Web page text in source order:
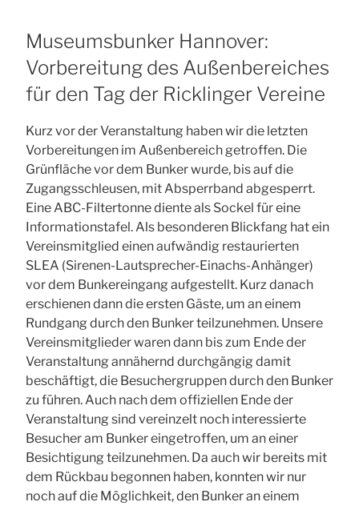
Museumsbunker Hannover:
Vorbereitung des Außenbereiches
für den Tag der Ricklinger Vereine
Kurz vor der Veranstaltung haben wir die letzten
Vorbereitungen im Außenbereich getroffen. Die
Grünfläche vor dem Bunker wurde, bis auf die
Zugangsschleusen, mit Absperrband abgesperrt.
Eine ABC-Filtertonne diente als Sockel für eine
Informationstafel. Als besonderen Blickfang hat ein
Vereinsmitglied einen aufwändig restaurierten
SLEA (Sirenen-Lautsprecher-Einachs-Anhänger)
vor dem Bunkereingang aufgestellt. Kurz danach
erschienen dann die ersten Gäste, um an einem
Rundgang durch den Bunker teilzunehmen. Unsere
Vereinsmitglieder waren dann bis zum Ende der
Veranstaltung annähernd durchgängig damit
beschäftigt, die Besuchergruppen durch den Bunker
zu führen. Auch nach dem offiziellen Ende der
Veranstaltung sind vereinzelt noch interessierte
Besucher am Bunker eingetroffen, um an einer
Besichtigung teilzunehmen. Da auch wir bereits mit
dem Rückbau begonnen haben, konnten wir nur
noch auf die Möglichkeit, den Bunker an einem